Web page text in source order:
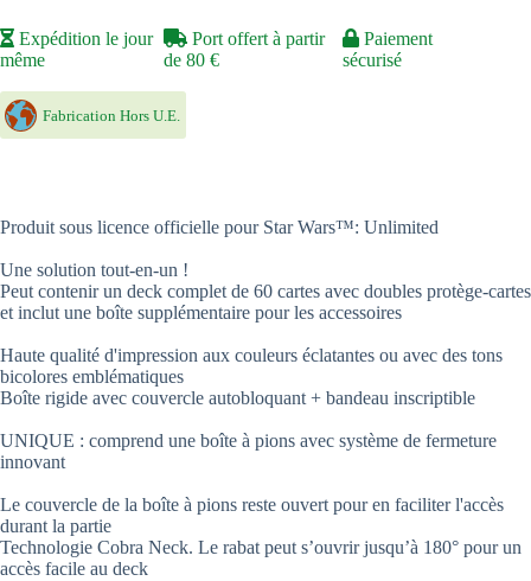
Unlimited
:
Deck
Box
R2D2/C3PO
Expédition le jour
même
Port offert à partir
de 80 €
Paiement
sécurisé
Fabrication Hors U.E.
Produit sous licence officielle pour Star Wars™: Unlimited
Une solution tout-en-un !
Peut contenir un deck complet de 60 cartes avec doubles protège-cartes
et inclut une boîte supplémentaire pour les accessoires
Haute qualité d'impression aux couleurs éclatantes ou avec des tons
bicolores emblématiques
Boîte rigide avec couvercle autobloquant + bandeau inscriptible
UNIQUE : comprend une boîte à pions avec système de fermeture
innovant
Le couvercle de la boîte à pions reste ouvert pour en faciliter l'accès
durant la partie
Technologie Cobra Neck. Le rabat peut s’ouvrir jusqu’à 180° pour un
accès facile au deck